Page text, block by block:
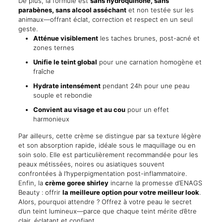
parabènes, sans alcool asséchantet non testée sur les
animaux—offrant éclat, correction et respect en un seul
geste.
Atténue visiblementles taches brunes, post-acné et
zones ternes
Unifie le teint global pour une carnation homogène et
fraîche
Hydrate intensémentpendant 24h pour une peau
souple et rebondie
Convient au visage et au coupour un effet
harmonieux
Par ailleurs, cette crème se distingue par sa texture légère
et son absorption rapide, idéale sous le maquillage ou en
soin solo. Elle est particulièrement recommandée pour les
peaux métissées, noires ou asiatiques souvent
confrontées à l’hyperpigmentation post-inflammatoire.
Enfin, la crème goree shirleyincarne la promesse d’ENAGS
Beauty : offrir la meilleure option pour votre meilleur look.
Alors, pourquoi attendre ? Offrez à votre peau le secret
d’un teint lumineux—parce que chaque teint mérite d’être
clair, éclatant et confiant.